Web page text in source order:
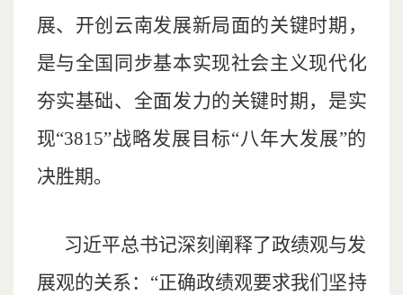
展、开创云南发展新局面的关键时期，
是与全国同步基本实现社会主义现代化
夯实基础、全面发力的关键时期，是实
现“3815”战略发展目标“八年大发展”的
决胜期。
习近平总书记深刻阐释了政绩观与发
展观的关系：“正确政绩观要求我们坚持